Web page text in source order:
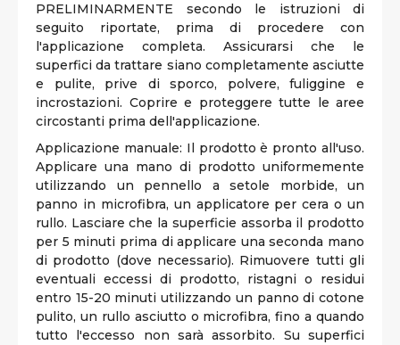
PRELIMINARMENTE secondo le istruzioni di
seguito riportate, prima di procedere con
l'applicazione completa. Assicurarsi che le
superfici da trattare siano completamente asciutte
e pulite, prive di sporco, polvere, fuliggine e
incrostazioni. Coprire e proteggere tutte le aree
circostanti prima dell'applicazione.
Applicazione manuale: Il prodotto è pronto all'uso.
Applicare una mano di prodotto uniformemente
utilizzando un pennello a setole morbide, un
panno in microfibra, un applicatore per cera o un
rullo. Lasciare che la superficie assorba il prodotto
per 5 minuti prima di applicare una seconda mano
di prodotto (dove necessario). Rimuovere tutti gli
eventuali eccessi di prodotto, ristagni o residui
entro 15-20 minuti utilizzando un panno di cotone
pulito, un rullo asciutto o microfibra, fino a quando
tutto l'eccesso non sarà assorbito. Su superfici